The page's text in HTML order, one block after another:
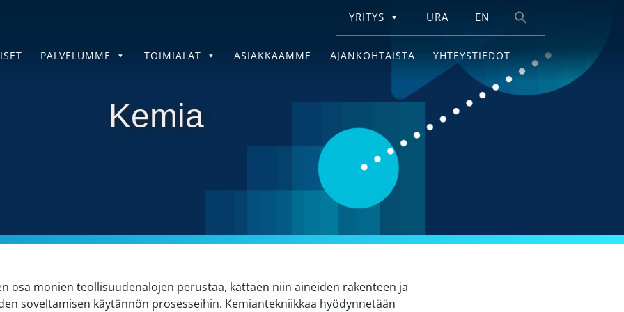
YRITYS URA EN
PALVELUMME TOIMIALAT ASIAKKAAMME AJANKOHTAISTA YHTEYSTIEDOT
Kemia
osa monien teollisuudenalojen perustaa, kattaen niin aineiden rakenteen ja
soveltamisen käytännön prosesseihin. Kemiantekniikkaa hyödynnetään